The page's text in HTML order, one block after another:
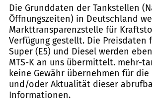
Die Grunddaten der Tankstellen
Öffnungszeiten) in Deutschland
Markttransparenzstelle für
Verfügung gestellt. Die Preisdaten
Super (E5) und Diesel werden
MTS-K an uns übermittelt. mehr-
keine Gewähr übernehmen für
und/oder Aktualität dieser
Informationen.